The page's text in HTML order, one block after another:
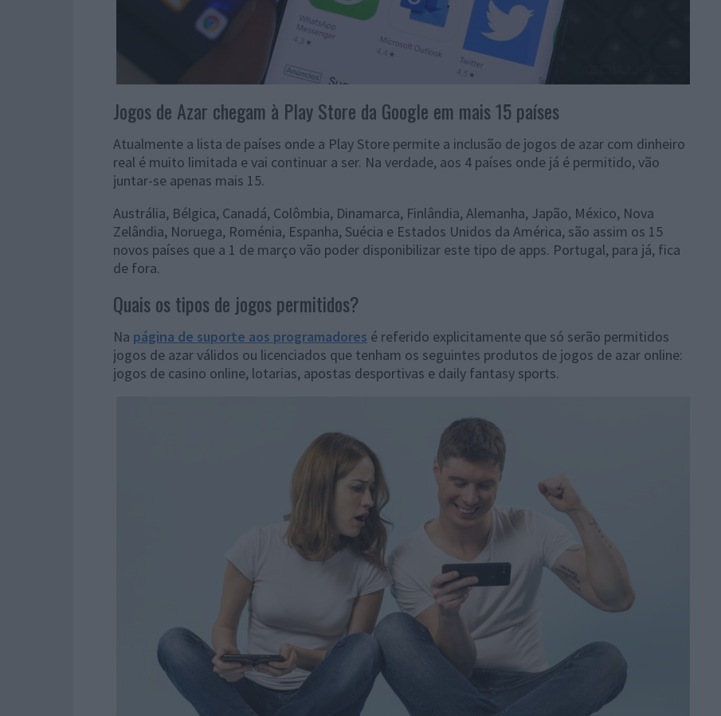
Jogos de Azar chegam à Play Store da Google em mais 15 países
Atualmente a lista de países onde a Play Store permite a inclusão de jogos de azar com dinheiro
real é muito limitada e vai continuar a ser. Na verdade, aos 4 países onde já é permitido, vão
juntar-se apenas mais 15.
Austrália, Bélgica, Canadá, Colômbia, Dinamarca, Finlândia, Alemanha, Japão, México, Nova
Zelândia, Noruega, Roménia, Espanha, Suécia e Estados Unidos da América, são assim os 15
novos países que a 1 de março vão poder disponibilizar este tipo de apps. Portugal, para já, fica
de fora.
Quais os tipos de jogos permitidos?
Na página de suporte aos programadores é referido explicitamente que só serão permitidos
jogos de azar válidos ou licenciados que tenham os seguintes produtos de jogos de azar online:
jogos de casino online, lotarias, apostas desportivas e daily fantasy sports.